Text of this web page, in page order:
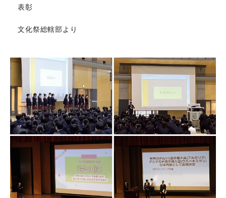
表彰
文化祭総轄部より